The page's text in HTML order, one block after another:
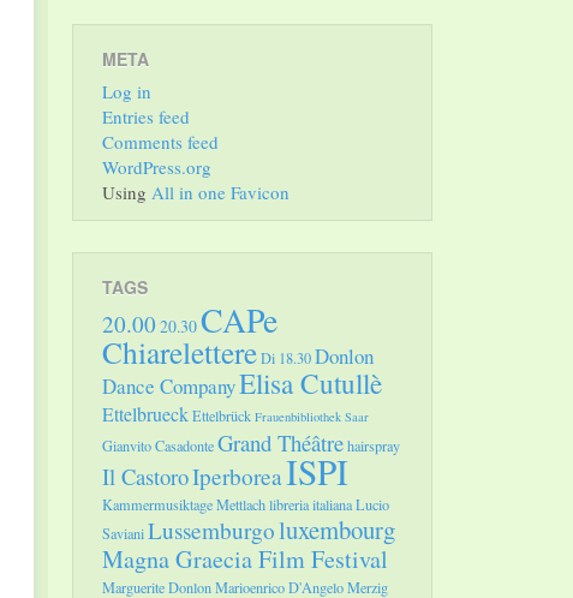
META
Log in
Entries feed
Comments feed
WordPress.org
Using All in one Favicon
TAGS
20.00 20.30CAPe
ChiarelettereDi 18.30Donlon
Dance CompanyElisa Cutullè
EttelbrueckEttelbrück Frauenbibliothek Saar
Gianvito CasadonteGrand Théâtrehairspray
Il CastoroIperboreaISPI
Kammermusiktage Mettlachlibreria italianaLucio
SavianiLussemburgoluxembourg
Magna Graecia Film Festival
Marguerite DonlonMarioenrico D'AngeloMerzig